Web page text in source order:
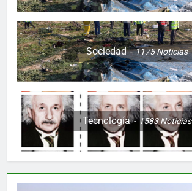
Sociedad 1175Noticias
Tecnología 1583Noticias